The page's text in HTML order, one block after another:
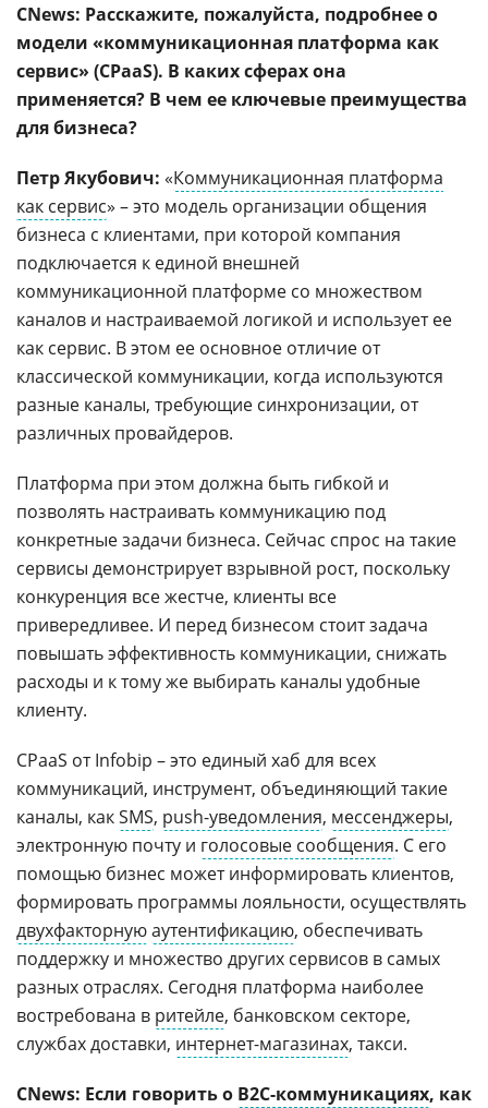
CNews: Расскажите, пожалуйста, подробнее о
модели «коммуникационная платформа как
сервис» (CPaaS). В каких сферах она
применяется? В чем ее ключевые преимущества
для бизнеса?
Петр Якубович: «Коммуникационная платформа
как сервис» – это модель организации общения
бизнеса с клиентами, при которой компания
подключается к единой внешней
коммуникационной платформе со множеством
каналов и настраиваемой логикой и использует ее
как сервис. В этом ее основное отличие от
классической коммуникации, когда используются
разные каналы, требующие синхронизации, от
различных провайдеров.
Платформа при этом должна быть гибкой и
позволять настраивать коммуникацию под
конкретные задачи бизнеса. Сейчас спрос на такие
сервисы демонстрирует взрывной рост, поскольку
конкуренция все жестче, клиенты все
привередливее. И перед бизнесом стоит задача
повышать эффективность коммуникации, снижать
расходы и к тому же выбирать каналы удобные
клиенту.
СPaaS от Infobip – это единый хаб для всех
коммуникаций, инструмент, объединяющий такие
каналы, какSMS, push-уведомления, мессенджеры,
электронную почту и голосовые сообщения. С его
помощью бизнес может информировать клиентов,
формировать программы лояльности, осуществлять
двухфакторнуюаутентификацию, обеспечивать
поддержку и множество других сервисов в самых
разных отраслях. Сегодня платформа наиболее
востребована в ритейле, банковском секторе,
службах доставки, интернет-магазинах, такси.
CNews: Если говорить о B2C-коммуникациях, как